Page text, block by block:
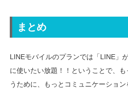
まとめ
LINEモバイルのプランでは「LINE」
に使いたい放題！！ということで、
うために、もっとコミュニケーション